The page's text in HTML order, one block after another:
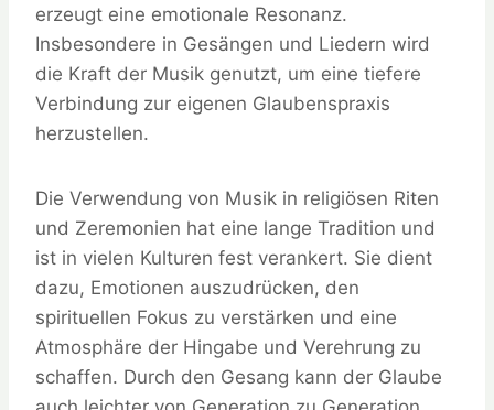
erzeugt eine emotionale Resonanz.
Insbesondere in Gesängen und Liedern wird
die Kraft der Musik genutzt, um eine tiefere
Verbindung zur eigenen Glaubenspraxis
herzustellen.
Die Verwendung von Musik in religiösen Riten
und Zeremonien hat eine lange Tradition und
ist in vielen Kulturen fest verankert. Sie dient
dazu, Emotionen auszudrücken, den
spirituellen Fokus zu verstärken und eine
Atmosphäre der Hingabe und Verehrung zu
schaffen. Durch den Gesang kann der Glaube